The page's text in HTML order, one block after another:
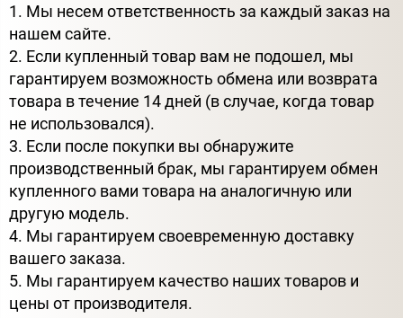
1. Мы несем ответственность за каждый заказ на
нашем сайте.
2. Если купленный товар вам не подошел, мы
гарантируем возможность обмена или возврата
товара в течение 14 дней (в случае, когда товар
не использовался).
3. Если после покупки вы обнаружите
производственный брак, мы гарантируем обмен
купленного вами товара на аналогичную или
другую модель.
4. Мы гарантируем своевременную доставку
вашего заказа.
5. Мы гарантируем качество наших товаров и
цены от производителя.